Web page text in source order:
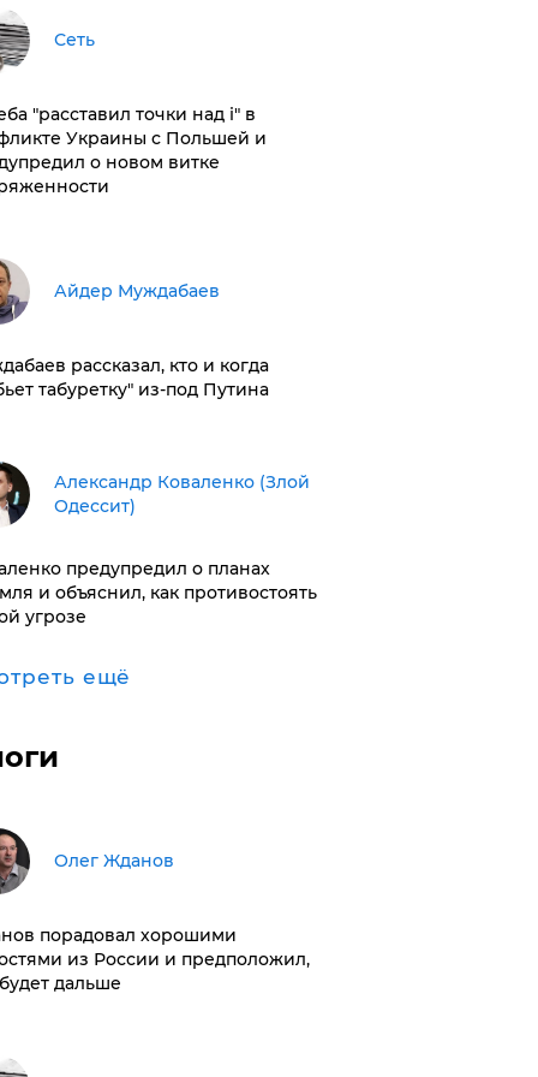
Сеть
"расставил точки над і" в
Украины с Польшей и
о новом витке
Айдер Муждабаев
рассказал, кто и когда
табуретку" из-под Путина
Александр Коваленко (Злой
Одессит)
предупредил о планах
и объяснил, как противостоять
угрозе
ещё
Олег Жданов
порадовал хорошими
из России и предположил,
дальше